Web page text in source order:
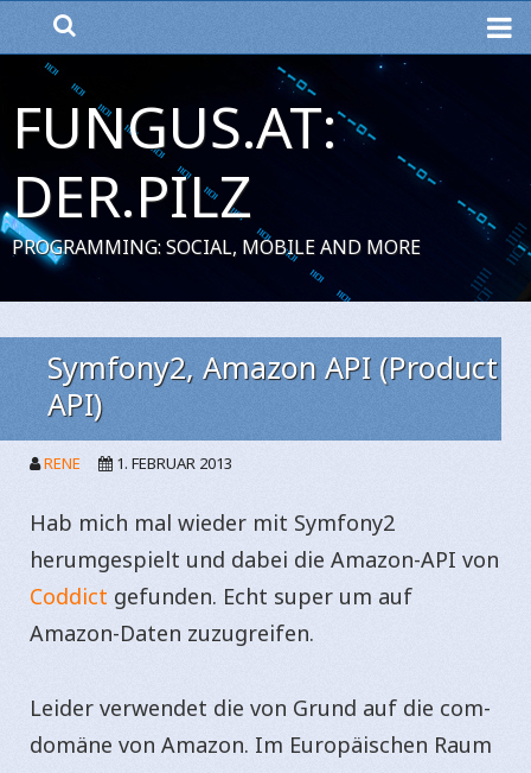
FUNGUS.AT:
DER.PILZ
PROGRAMMING: SOCIAL, MOBILE AND MORE
Symfony2, Amazon API (Product
API)
RENE 1. FEBRUAR 2013
Hab mich mal wieder mit Symfony2
herumgespielt und dabei die Amazon-API von
Coddict gefunden. Echt super um auf
Amazon-Daten zuzugreifen.
Leider verwendet die von Grund auf die com-
domäne von Amazon. Im Europäischen Raum